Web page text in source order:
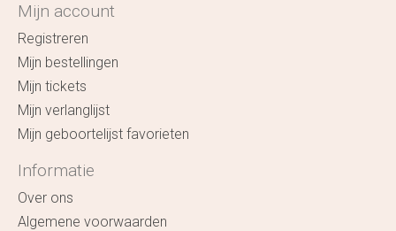
Mijn account
Registreren
Mijn bestellingen
Mijn tickets
Mijn verlanglijst
Mijn geboortelijst favorieten
Informatie
Over ons
Algemene voorwaarden